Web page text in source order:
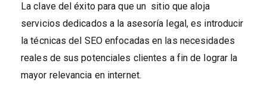
La clave del éxito para que un sitio que aloja
servicios dedicados a la asesoría legal, es introducir
la técnicas del SEO enfocadas en las necesidades
reales de sus potenciales clientes a fin de lograr la
mayor relevancia en internet.